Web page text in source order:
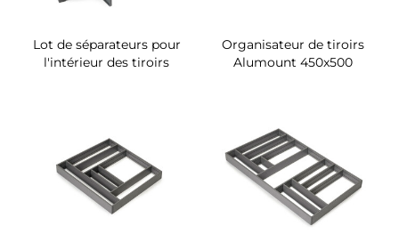
Lot de séparateurs pour
l'intérieur des tiroirs
Organisateur de tiroirs
Alumount 450x500